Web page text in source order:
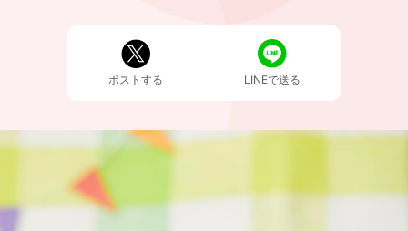
ポストする LINEで送る